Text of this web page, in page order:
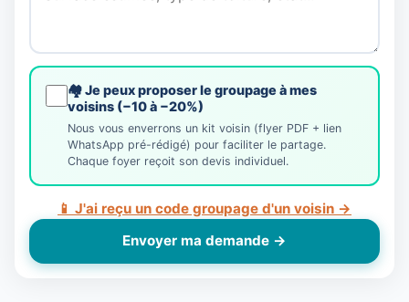
🏘️ Je peux proposer le groupage à mes
voisins (−10 à −20%)
Nous vous enverrons un kit voisin (flyer PDF + lien
WhatsApp pré-rédigé) pour faciliter le partage.
Chaque foyer reçoit son devis individuel.
📱 J'ai reçu un code groupage d'un voisin →
Envoyer ma demande →